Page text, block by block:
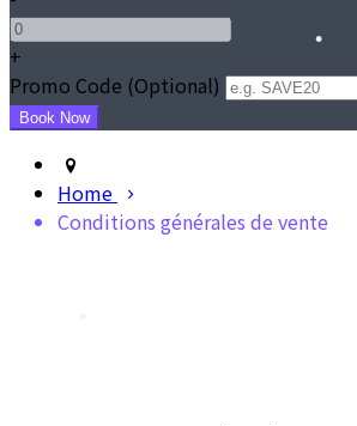
+
Promo Code (Optional)
Home
Conditions générales de vente